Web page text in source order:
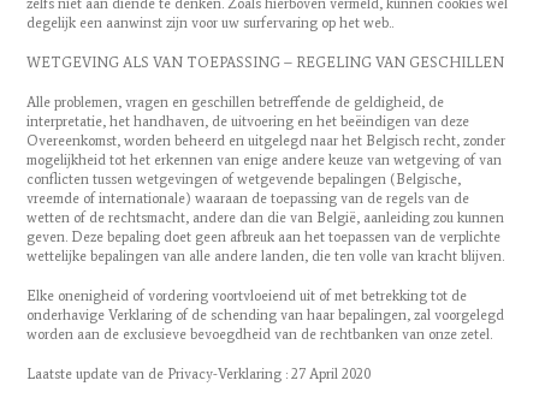
zelfs niet aan diende te denken. Zoals hierboven vermeld, kunnen cookies wel
degelijk een aanwinst zijn voor uw surfervaring op het web..
WETGEVING ALS VAN TOEPASSING – REGELING VAN GESCHILLEN
Alle problemen, vragen en geschillen betreffende de geldigheid, de
interpretatie, het handhaven, de uitvoering en het beëindigen van deze
Overeenkomst, worden beheerd en uitgelegd naar het Belgisch recht, zonder
mogelijkheid tot het erkennen van enige andere keuze van wetgeving of van
conflicten tussen wetgevingen of wetgevende bepalingen (Belgische,
vreemde of internationale) waaraan de toepassing van de regels van de
wetten of de rechtsmacht, andere dan die van België, aanleiding zou kunnen
geven. Deze bepaling doet geen afbreuk aan het toepassen van de verplichte
wettelijke bepalingen van alle andere landen, die ten volle van kracht blijven.
Elke onenigheid of vordering voortvloeiend uit of met betrekking tot de
onderhavige Verklaring of de schending van haar bepalingen, zal voorgelegd
worden aan de exclusieve bevoegdheid van de rechtbanken van onze zetel.
Laatste update van de Privacy-Verklaring : 27 April 2020